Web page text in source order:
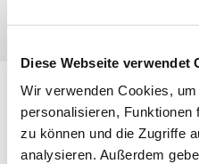
Diese Webseite verwendet
Wir verwenden Cookies,
personalisieren, Funktionen
zu können und die Zugriffe
analysieren. Außerdem